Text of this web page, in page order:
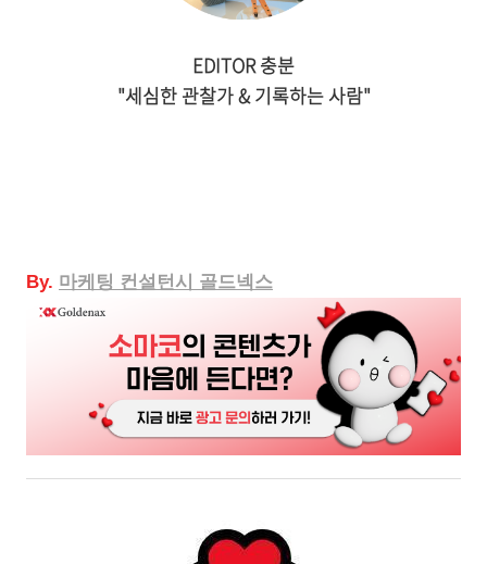
EDITOR 충분
"세심한 관찰가 & 기록하는 사람"
By. 마케팅 컨설턴시 골드넥스